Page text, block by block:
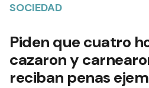
SOCIEDAD
Piden que cuatro
cazaron y
reciban penas